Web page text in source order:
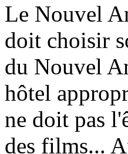
Le Nouvel
doit choisir
du Nouvel
hôtel
ne doit pas
des films...